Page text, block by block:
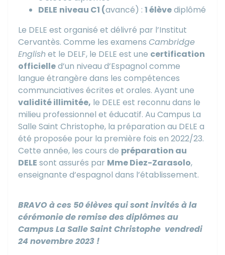
DELE niveau C1 (avancé) : 1 élèvediplômé
Le DELE est organisé et délivré par l’Institut
Cervantès. Comme les examens Cambridge
Englishet le DELF, le DELE est une certification
officielled’un niveau d’Espagnol comme
langue étrangère dans les compétences
communciatives écrites et orales. Ayant une
validité illimitée, le DELE est reconnu dans le
milieu professionnel et éducatif. Au Campus La
Salle Saint Christophe, la préparation au DELE a
été proposée pour la première fois en 2022/23.
Cette année, les cours de préparation au
DELE sont assurés par Mme Diez-Zarasolo,
enseignante d’espagnol dans l’établissement.
BRAVO à ces 50 élèves qui sont invités à la
cérémonie de remise des diplômes au
Campus La Salle Saint Christophe vendredi
24 novembre 2023 !